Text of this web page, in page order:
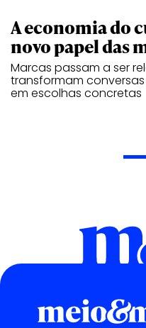
A economia do
novo papel das
Marcas passam a ser
transformam
em escolhas concretas